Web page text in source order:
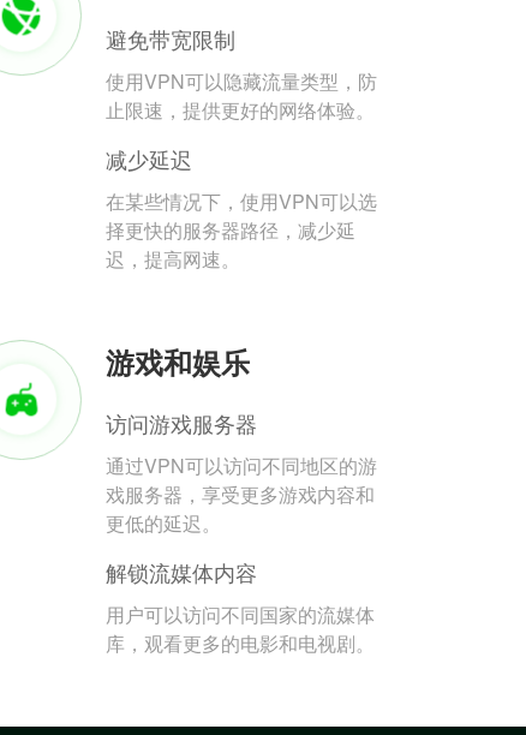
避免带宽限制
使用VPN可以隐藏流量类型，防
止限速，提供更好的网络体验。
减少延迟
在某些情况下，使用VPN可以选
择更快的服务器路径，减少延
迟，提高网速。
游戏和娱乐
访问游戏服务器
通过VPN可以访问不同地区的游
戏服务器，享受更多游戏内容和
更低的延迟。
解锁流媒体内容
用户可以访问不同国家的流媒体
库，观看更多的电影和电视剧。